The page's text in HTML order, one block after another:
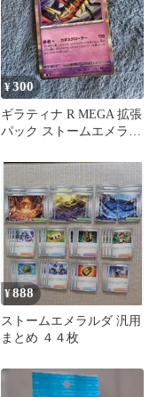
¥300
ギラティナ R MEGA 拡張
パック ストームエメラル
¥888
ストームエメラルダ 汎用
まとめ ４４枚